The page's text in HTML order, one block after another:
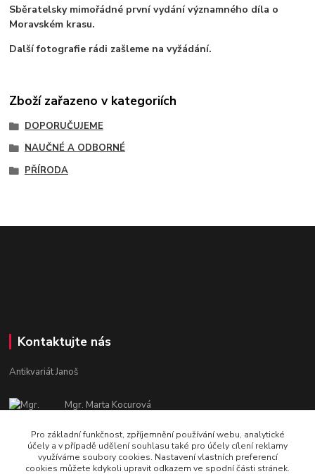
Sběratelsky mimořádné první vydání významného díla o
Moravském krasu.
Další fotografie rádi zašleme na vyžádání.
Zboží zařazeno v kategoriích
DOPORUČUJEME
NAUČNÉ A ODBORNÉ
PŘÍRODA
Kontaktujte nás
Antikvariát Janoš
Mgr. Marta Kocurová
Po - Pá: 9:00 - 15:00
janosova.marta@email.cz
Pro základní funkčnost, zpříjemnění používání webu, analytické
účely a v případě udělení souhlasu také pro účely cílení reklamy
využíváme soubory cookies. Nastavení vlastních preferencí
cookies můžete kdykoli upravit odkazem ve spodní části stránek.